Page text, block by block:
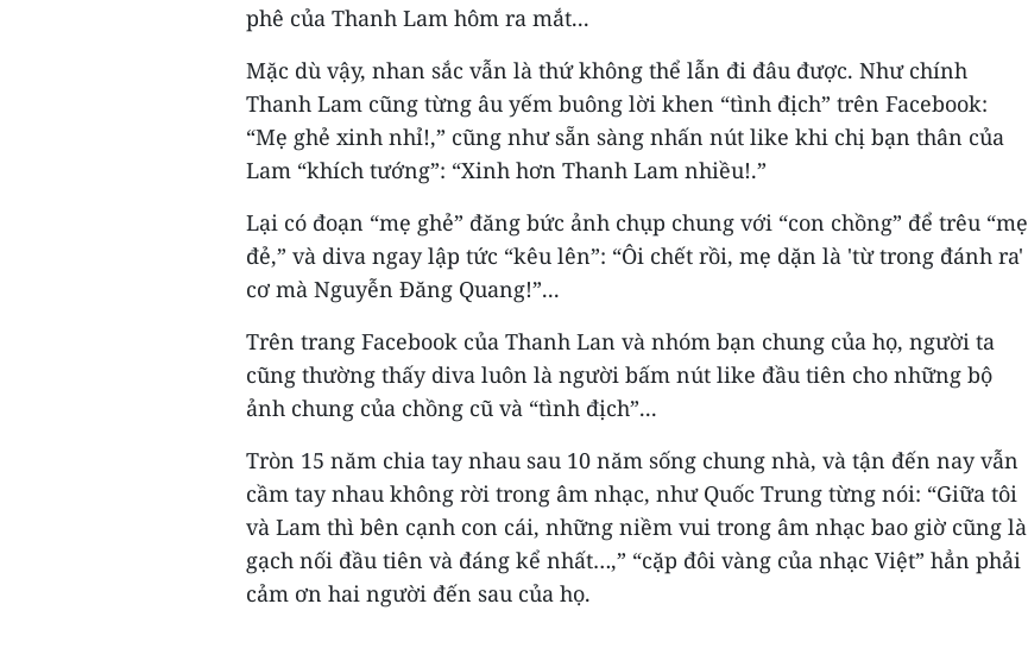
phê của Thanh Lam hôm ra mắt...
Mặc dù vậy, nhan sắc vẫn là thứ không thể lẫn đi đâu được. Như chính
Thanh Lam cũng từng âu yếm buông lời khen “tình địch” trên Facebook:
“Mẹ ghẻ xinh nhỉ!,” cũng như sẵn sàng nhấn nút like khi chị bạn thân của
Lam “khích tướng”: “Xinh hơn Thanh Lam nhiều!.”
Lại có đoạn “mẹ ghẻ” đăng bức ảnh chụp chung với “con chồng” để trêu “mẹ
đẻ,” và diva ngay lập tức “kêu lên”: “Ôi chết rồi, mẹ dặn là 'từ trong đánh ra'
cơ mà Nguyễn Đăng Quang!”...
Trên trang Facebook của Thanh Lan và nhóm bạn chung của họ, người ta
cũng thường thấy diva luôn là người bấm nút like đầu tiên cho những bộ
ảnh chung của chồng cũ và “tình địch”...
Tròn 15 năm chia tay nhau sau 10 năm sống chung nhà, và tận đến nay vẫn
cầm tay nhau không rời trong âm nhạc, như Quốc Trung từng nói: “Giữa tôi
và Lam thì bên cạnh con cái, những niềm vui trong âm nhạc bao giờ cũng là
gạch nối đầu tiên và đáng kể nhất…,” “cặp đôi vàng của nhạc Việt” hẳn phải
cảm ơn hai người đến sau của họ.